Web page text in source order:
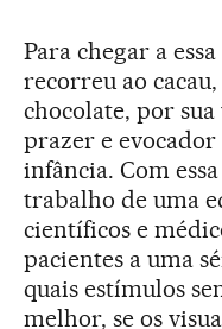
Para chegar a
recorreu ao
chocolate, por
prazer e
infância. Com
trabalho de uma
científicos e
pacientes a uma
quais estímulos
melhor, se os